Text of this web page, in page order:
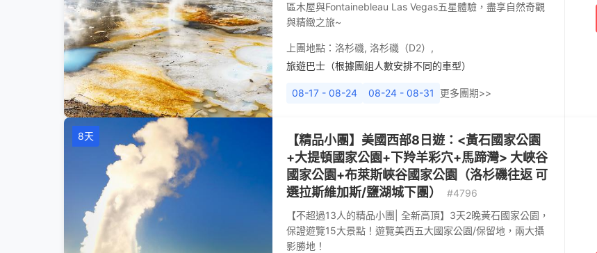
區木屋與Fontainebleau Las Vegas五星體驗，盡享自然奇觀
與精緻之旅~
上團地點： 洛杉磯, 洛杉磯（D2） ,
旅遊巴士（根據團組人數安排不同的車型）
08-17 - 08-24 08-24 - 08-31 更多團期>>
8天
【精品小團】美國西部8日遊：<黃石國家公園
+大提頓國家公園+下羚羊彩穴+馬蹄灣> 大峽谷
國家公園+布萊斯峽谷國家公園（洛杉磯往返 可
選拉斯維加斯/鹽湖城下團）
#4796
【不超過13人的精品小團| 全新高頂】3天2晚黃石國家公園，
保證遊覽15大景點！遊覽美西五大國家公園/保留地，兩大攝
影勝地！